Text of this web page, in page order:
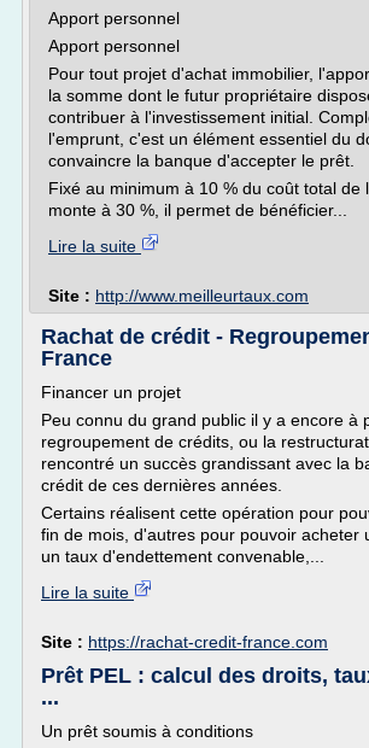
Apport personnel
Apport personnel
Pour tout projet d'achat immobilier,
la somme dont le futur propriétaire
contribuer à l'investissement initial.
l'emprunt, c'est un élément essentiel du
convaincre la banque d'accepter le prêt.
Fixé au minimum à 10 % du coût total de
monte à 30 %, il permet de bénéficier...
Lire la suite
Site : http://www.meilleurtaux.com
Rachat de crédit -
France
Financer un projet
Peu connu du grand public il y a encore à
regroupement de crédits, ou la
rencontré un succès grandissant avec la
crédit de ces dernières années.
Certains réalisent cette opération pour
fin de mois, d'autres pour pouvoir acheter
un taux d'endettement convenable,...
Lire la suite
Site : https://rachat-credit-france.com
Prêt PEL : calcul des droits,
...
Un prêt soumis à conditions